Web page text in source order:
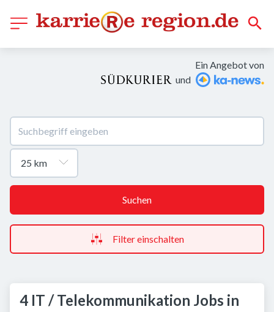
Ein Angebot von
und
Suchen
Filter einschalten
4 IT / Telekommunikation Jobs in